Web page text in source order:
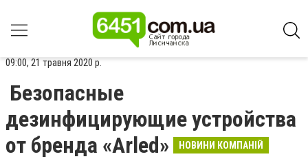
09:00, 21 травня 2020 р.
Безопасные
дезинфицирующие устройства
от бренда «Arled»
НОВИНИ КОМПАНІЙ